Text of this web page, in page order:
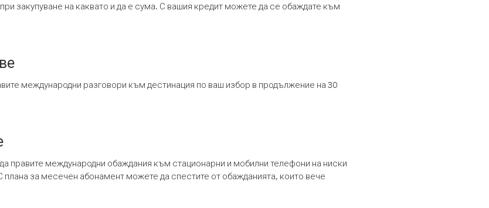
закупуване на каквато и да е сума. С вашия кредит можете да се обаждате към
международни разговори към дестинация по ваш избор в продължение на 30
правите международни обаждания към стационарни и мобилни телефони на ниски
плана за месечен абонамент можете да спестите от обажданията, които вече